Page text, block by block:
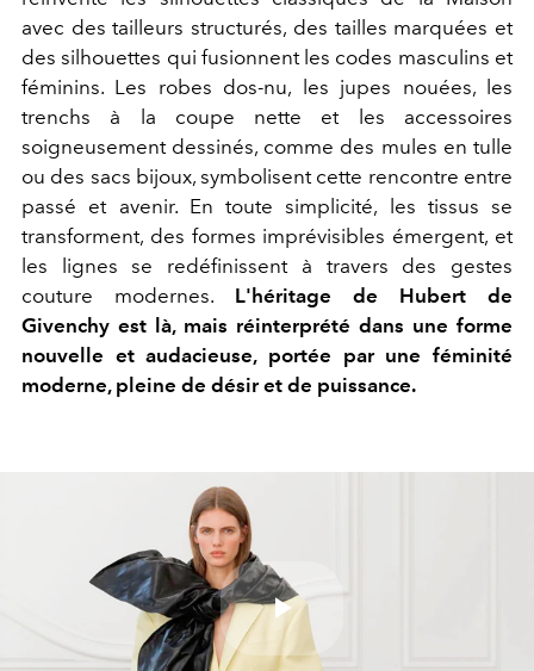
avec des tailleurs structurés, des tailles marquées et
des silhouettes qui fusionnent les codes masculins et
féminins. Les robes dos-nu, les jupes nouées, les
trenchs à la coupe nette et les accessoires
soigneusement dessinés, comme des mules en tulle
ou des sacs bijoux, symbolisent cette rencontre entre
passé et avenir. En toute simplicité, les tissus se
transforment, des formes imprévisibles émergent, et
les lignes se redéfinissent à travers des gestes
couture modernes. L'héritage de Hubert de
Givenchy est là, mais réinterprété dans une forme
nouvelle et audacieuse, portée par une féminité
moderne, pleine de désir et de puissance.
Play